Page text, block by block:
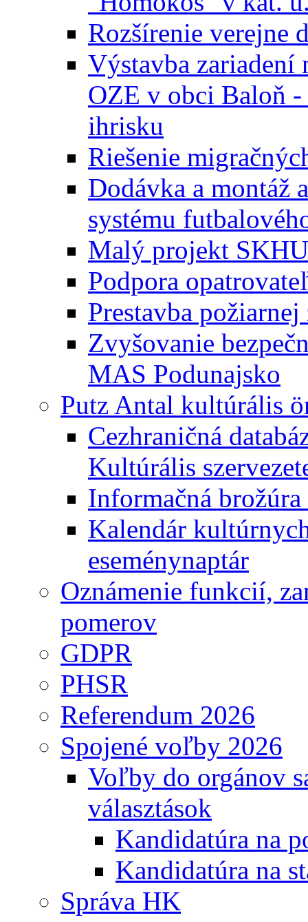
Rozšírenie verejne
Výstavba
OZE v obci Baloň
ihrisku
Riešenie
Dodávka a montáž
systému
Malý projekt
Podpora
Prestavba
Zvyšovanie
MAS Podunajsko
Putz Antal kultúrális
Cezhraničná
Kultúrális
Informačná
Kalendár
eseménynaptár
Oznámenie funkcií,
pomerov
GDPR
PHSR
Referendum 2026
Spojené voľby 2026
Voľby do orgánov
választások
Kandidatúra na
Kandidatúra na
Správa HK